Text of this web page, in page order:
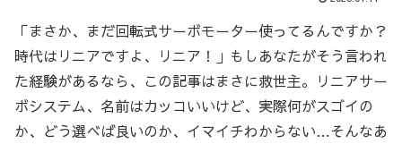
「まさか、まだ回転式サーボモーター使ってるんですか？
時代はリニアですよ、リニア！」もしあなたがそう言われ
た経験があるなら、この記事はまさに救世主。リニアサー
ボシステム、名前はカッコいいけど、実際何がスゴイの
か、どう選べば良いのか、イマイチわからない…そんなあ